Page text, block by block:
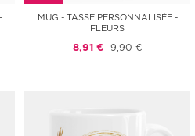
MUG - TASSE PERSONNALISÉE -
FLEURS
8,91 € 9,90 €